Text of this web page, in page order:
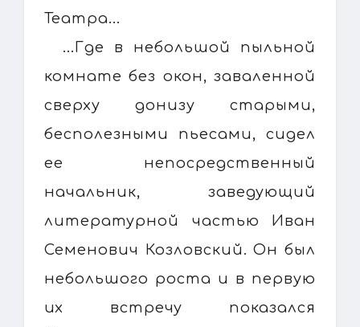
Театра...
...Где в небольшой пыльной
комнате без окон, заваленной
сверху донизу старыми,
бесполезными пьесами, сидел
ее непосредственный
начальник, заведующий
литературной частью Иван
Семенович Козловский. Он был
небольшого роста и в первую
их встречу показался